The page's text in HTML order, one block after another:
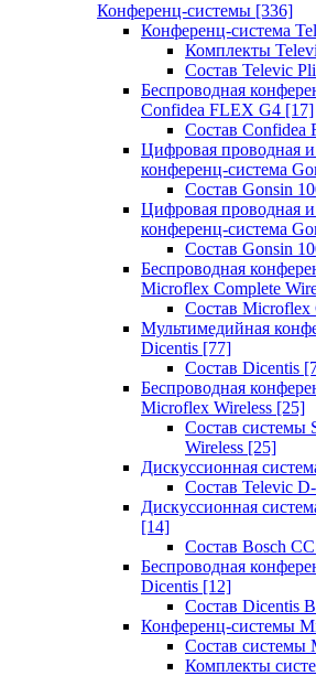
Конференц-системы [336]
Конференц-система
Комплекты
Состав Televic
Беспроводная
Confidea FLEX G4 [17]
Состав Confidea
Цифровая проводная
конференц-система
Состав Gonsin
Цифровая проводная
конференц-система
Состав Gonsin
Беспроводная
Microflex Complete
Состав Microflex
Мультимедийная
Dicentis [77]
Состав Dicentis
Беспроводная
Microflex Wireless [25]
Состав системы
Wireless [25]
Дискуссионная
Состав Televic
Дискуссионная
[14]
Состав Bosch
Беспроводная
Dicentis [12]
Состав Dicentis
Конференц-системы
Состав системы
Комплекты